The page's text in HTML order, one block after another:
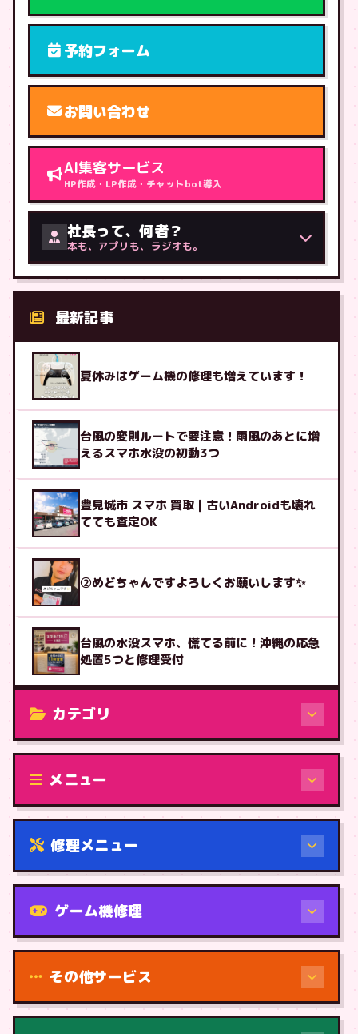
予約フォーム
お問い合わせ
AI集客サービス
HP作成・LP作成・チャットbot導入
社長って、何者？
本も、アプリも、ラジオも。
最新記事
夏休みはゲーム機の修理も増えています！
台風の変則ルートで要注意！雨風のあとに増
えるスマホ水没の初動3つ
豊見城市 スマホ 買取｜古いAndroidも壊れ
てても査定OK
②めどちゃんですよろしくお願いします✨
台風の水没スマホ、慌てる前に！沖縄の応急
処置5つと修理受付
カテゴリ
修理（機種から）
メニュー
修理メニュー
機種から
ゲーム機修理
その他サービス